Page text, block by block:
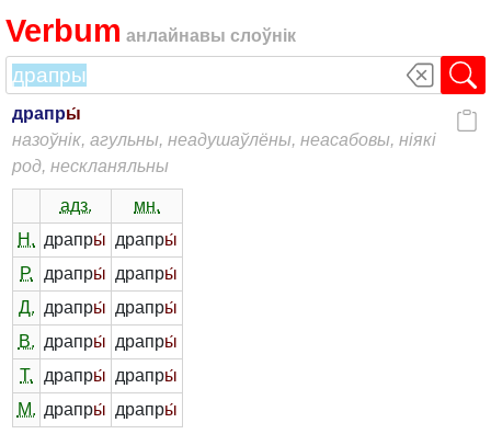
Verbum анлайнавы слоўнік
драпры́
назоўнік, агульны, неадушаўлёны, неасабовы, ніякі
род, нескланяльны
адз.
мн.
Н. драпры́ драпры́
Р.
драпры́ драпры́
Д. драпры́ драпры́
В. драпры́ драпры́
Т.
драпры́ драпры́
М. драпры́ драпры́